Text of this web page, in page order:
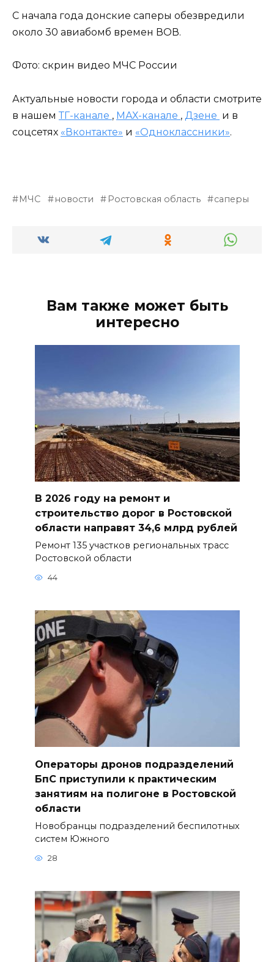
С начала года донские саперы обезвредили
около 30 авиабомб времен ВОВ.
Фото: скрин видео МЧС России
Актуальные новости города и области смотрите
в нашем ТГ-канале , МАХ-канале , Дзене и в
соцсетях «Вконтакте» и «Одноклассники».
МЧС новости Ростовская область саперы
Вам также может быть
интересно
В 2026 году на ремонт и
строительство дорог в Ростовской
области направят 34,6 млрд рублей
Ремонт 135 участков региональных трасс
Ростовской области
44
Операторы дронов подразделений
БпС приступили к практическим
занятиям на полигоне в Ростовской
области
Новобранцы подразделений беспилотных
систем Южного
28